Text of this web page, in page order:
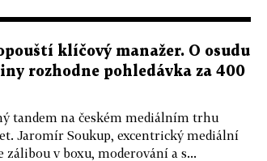
klíčový manažer. O osudu
rozhodne pohledávka za 400
tandem na českém mediálním trhu
Jaromír Soukup, excentrický mediální
zálibou v boxu, moderování a s...